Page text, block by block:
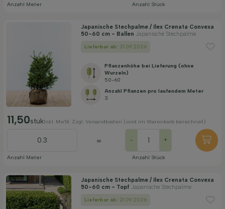
Anzahl Meter Anzahl Stück
Japanische Stechpalme / Ilex Crenata Convexa
50-60 cm - Ballen Japanische Stechpalme
Lieferbar ab: 21.09.2026
Pflanzenhöhe bei Lieferung (ohne
Wurzeln)
50-60
Anzahl Pflanzen pro laufendem Meter
3
11,50stukInkl. MwSt. Zzgl. Versandkosten (wird im Warenkorb berechnet)
Anzahl Meter
= - +
Anzahl Stück
Japanische Stechpalme / Ilex Crenata Convexa
50-60 cm - Topf Japanische Stechpalme
Lieferbar ab: 21.09.2026